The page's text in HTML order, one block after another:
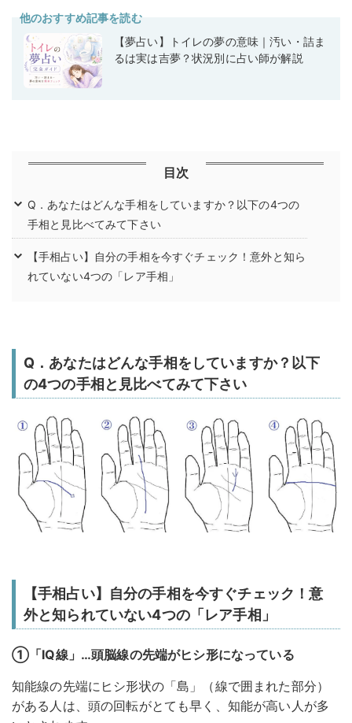
他のおすすめ記事を読む
【夢占い】トイレの夢の意味｜汚い・詰ま
るは実は吉夢？状況別に占い師が解説
目次
Q．あなたはどんな手相をしていますか？以下の4つの
手相と見比べてみて下さい
【手相占い】自分の手相を今すぐチェック！意外と知ら
れていない4つの「レア手相」
Q．あなたはどんな手相をしていますか？以下
の4つの手相と見比べてみて下さい
【手相占い】自分の手相を今すぐチェック！意
外と知られていない4つの「レア手相」
①「IQ線」…頭脳線の先端がヒシ形になっている
知能線の先端にヒシ形状の「島」（線で囲まれた部分）
がある人は、頭の回転がとても早く、知能が高い人が多